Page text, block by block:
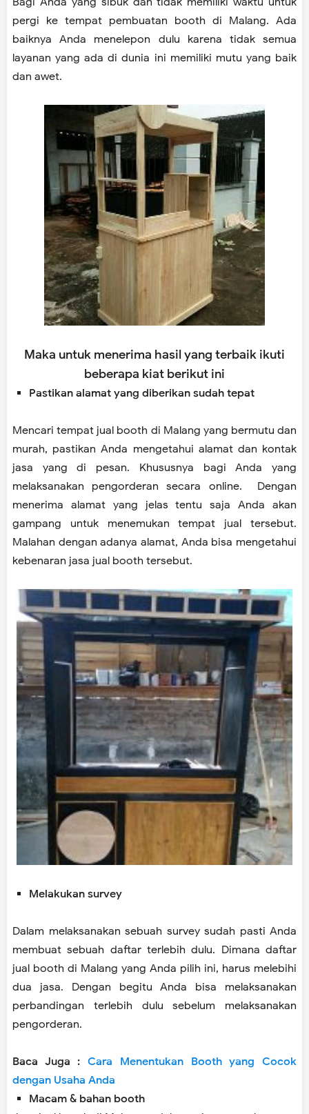
pergi ke tempat pembuatan booth di Malang. Ada
baiknya Anda menelepon dulu karena tidak semua
layanan yang ada di dunia ini memiliki mutu yang baik
dan awet.
Maka untuk menerima hasil yang terbaik ikuti
beberapa kiat berikut ini
Pastikan alamat yang diberikan sudah tepat
Mencari tempat jual booth di Malang yang bermutu dan
murah, pastikan Anda mengetahui alamat dan kontak
jasa yang di pesan. Khususnya bagi Anda yang
melaksanakan pengorderan secara online. Dengan
menerima alamat yang jelas tentu saja Anda akan
gampang untuk menemukan tempat jual tersebut.
Malahan dengan adanya alamat, Anda bisa mengetahui
kebenaran jasa jual booth tersebut.
Melakukan survey
Dalam melaksanakan sebuah survey sudah pasti Anda
membuat sebuah daftar terlebih dulu. Dimana daftar
jual booth di Malang yang Anda pilih ini, harus melebihi
dua jasa. Dengan begitu Anda bisa melaksanakan
perbandingan terlebih dulu sebelum melaksanakan
pengorderan.
Baca Juga :Cara Menentukan Booth yang Cocok
dengan Usaha Anda
Macam & bahan booth